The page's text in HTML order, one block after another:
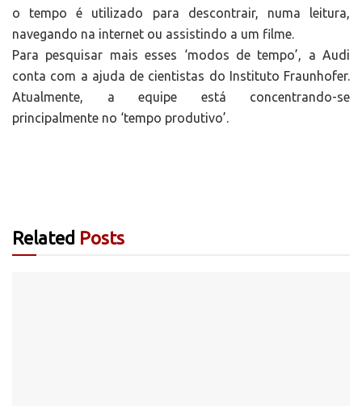
o tempo é utilizado para descontrair, numa leitura,
navegando na internet ou assistindo a um filme.
Para pesquisar mais esses ‘modos de tempo’, a Audi
conta com a ajuda de cientistas do Instituto Fraunhofer.
Atualmente, a equipe está concentrando-se
principalmente no ‘tempo produtivo’.
Related Posts